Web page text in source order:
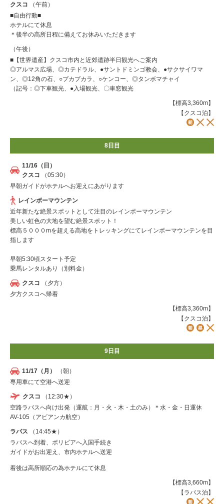
クスコ
（午前）
■自由行動■
ホテルにて休息
＊後半の高所日程に備えてお休みいただきます
（午後）
■【世界遺産】クスコ市内と近郊遺跡半日観光へご案内
◎アルマス広場、◎カテドラル、●サントドミンゴ教会、●サクサイワマ
ン、◎12角の石、○プカプカラ、○ケンコー、◎タンボマチャイ
（記号：◎下車観光、●入場観光、〇車窓観光
【標高3,360m】
【クスコ泊】
8日目
11/16（日）
クスコ
（05:30）
早朝ガイドがホテルへお迎えにあがります
レインボーマウンテン
近年新たな絶景スポットとして注目のレインボーマウンテン
美しい虹色の大地を望む絶景スポット！
標高５０００mを超える高地をトレッキングにてレインボーマウンテンを目
指します
早朝5:30頃スタート予定
乗馬レンタルあり（別料金）
クスコ
（夕方）
夕方クスコへ帰着
【標高3,360m】
【クスコ泊】
9日目
11/17（月）
（朝）
専用車にて空港へ送迎
クスコ
（12:30★）
空路ラパスへ向け出発（運航：月・火・木・土のみ）＊水・金・日運休
AV-105（アビアンカ航空）
ラパス
（14:45★）
ラパスへ到着、ボリビアへ入国手続き
ガイドがお出迎え、市内ホテルへ送迎
着後は高所順応の為ホテルにて休息
【標高3,660m】
【ラパス泊】